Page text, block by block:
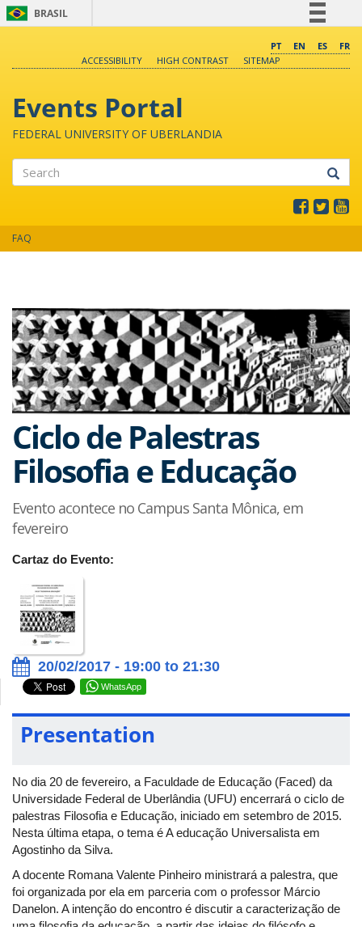
BRASIL
Comunica BR
Canais
PT EN ES
FR
ACCESSIBILITY
HIGH CONTRAST SITEMAP
Events Portal
FEDERAL UNIVERSITY OF UBERLANDIA
FAQ
Ciclo de Palestras
Filosofia e Educação
Evento acontece no Campus Santa Mônica, em
fevereiro
Cartaz do Evento:
20/02/2017 - 19:00 to 21:30
WhatsApp
Presentation
No dia 20 de fevereiro, a Faculdade de Educação (Faced) da
Universidade Federal de Uberlândia (UFU) encerrará o ciclo de
palestras Filosofia e Educação, iniciado em setembro de 2015.
Nesta última etapa, o tema é A educação Universalista em
Agostinho da Silva.
A docente Romana Valente Pinheiro ministrará a palestra, que
foi organizada por ela em parceria com o professor Márcio
Danelon. A intenção do encontro é discutir a caracterização de
uma filosofia da educação, a partir das ideias do filósofo e